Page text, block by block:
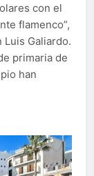
con el
flamenco”,
Luis Galiardo.
primaria de
han